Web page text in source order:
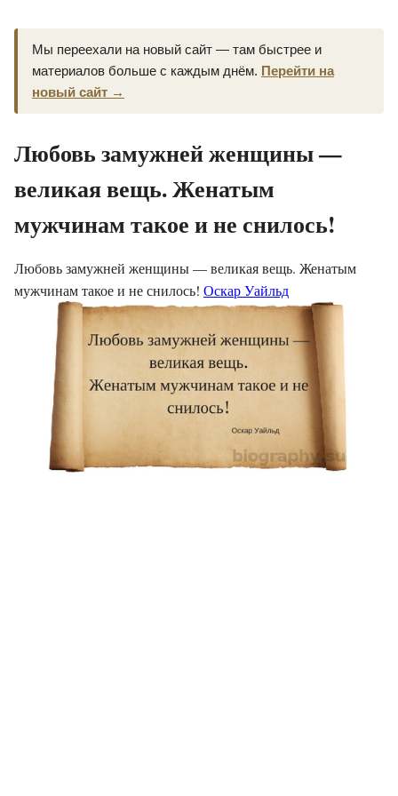
Мы переехали на новый сайт — там быстрее и
материалов больше с каждым днём. Перейти на
новый сайт →
Любовь замужней женщины —
великая вещь. Женатым
мужчинам такое и не снилось!
Любовь замужней женщины — великая вещь. Женатым
мужчинам такое и не снилось! Оскар Уайльд